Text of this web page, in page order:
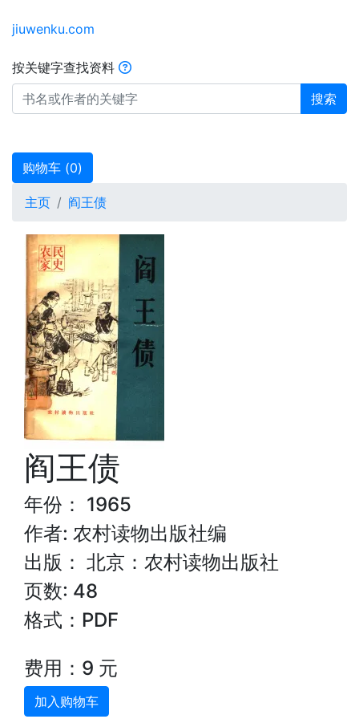
jiuwenku.com
按关键字查找资料
搜索
购物车 (0)
主页 阎王债
阎王债
年份： 1965
作者: 农村读物出版社编
出版： 北京：农村读物出版社
页数: 48
格式：PDF
费用：9 元
加入购物车